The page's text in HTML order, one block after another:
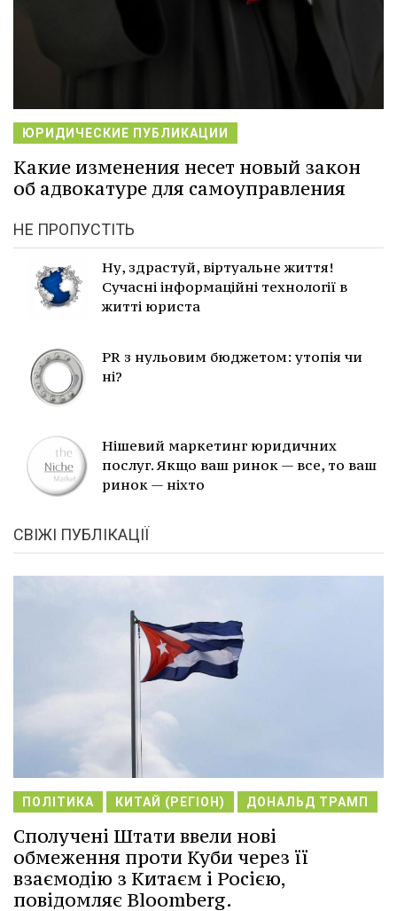
ЮРИДИЧЕСКИЕ ПУБЛИКАЦИИ
Какие изменения несет новый закон
об адвокатуре для самоуправления
НЕ ПРОПУСТІТЬ
Ну, здрастуй, віртуальне життя!
Сучасні інформаційні технології в
житті юриста
PR з нульовим бюджетом: утопія чи
ні?
Нішевий маркетинг юридичних
послуг. Якщо ваш ринок — все, то ваш
ринок — ніхто
СВІЖІ ПУБЛІКАЦІЇ
ПОЛІТИКА КИТАЙ (РЕГІОН) ДОНАЛЬД ТРАМП
Сполучені Штати ввели нові
обмеження проти Куби через її
взаємодію з Китаєм і Росією,
повідомляє Bloomberg.